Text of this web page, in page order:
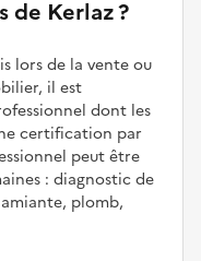
Kerlaz ?
lors de la vente ou
il est
dont les
certification par
peut être
: diagnostic de
plomb,